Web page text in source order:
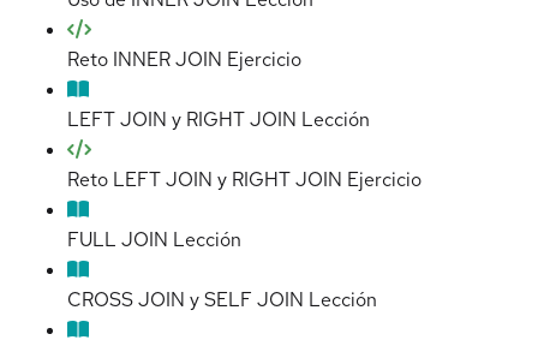
Reto INNER JOIN Ejercicio
LEFT JOIN y RIGHT JOIN Lección
Reto LEFT JOIN y RIGHT JOIN Ejercicio
FULL JOIN Lección
CROSS JOIN y SELF JOIN Lección